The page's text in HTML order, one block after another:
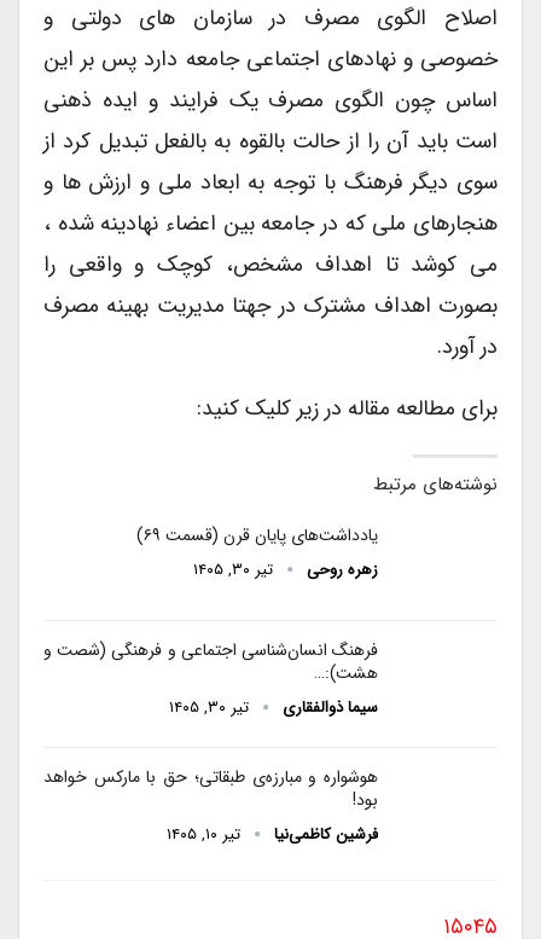
اصلاح الگوی مصرف در سازمان های دولتی و
خصوصی و نهادهای اجتماعی جامعه دارد پس بر این
اساس چون الگوی مصرف یک فرایند و ایده ذهنی
است باید آن را از حالت بالقوه به بالفعل تبدیل کرد از
سوی دیگر فرهنگ با توجه به ابعاد ملی و ارزش ها و
هنجارهای ملی که در جامعه بین اعضاء نهادینه شده ،
می کوشد تا اهداف مشخص، کوچک و واقعی را
بصورت اهداف مشترک در جهتا مدیریت بهینه مصرف
در آورد.
برای مطالعه مقاله در زیر کلیک کنید:
نوشته‌های مرتبط
یادداشت‌های پایان قرن (قسمت ۶۹)
زهره روحی تیر ۳۰, ۱۴۰۵
فرهنگ انسان‌شناسی اجتماعی و فرهنگی (شصت و
هشت):…
سیما ذوالفقاری تیر ۳۰, ۱۴۰۵
هوشواره و مبارزه‌ی طبقاتی؛ حق با مارکس خواهد
بود!
فرشین کاظمی‌نیا تیر ۱۰, ۱۴۰۵
۱۵۰۴۵